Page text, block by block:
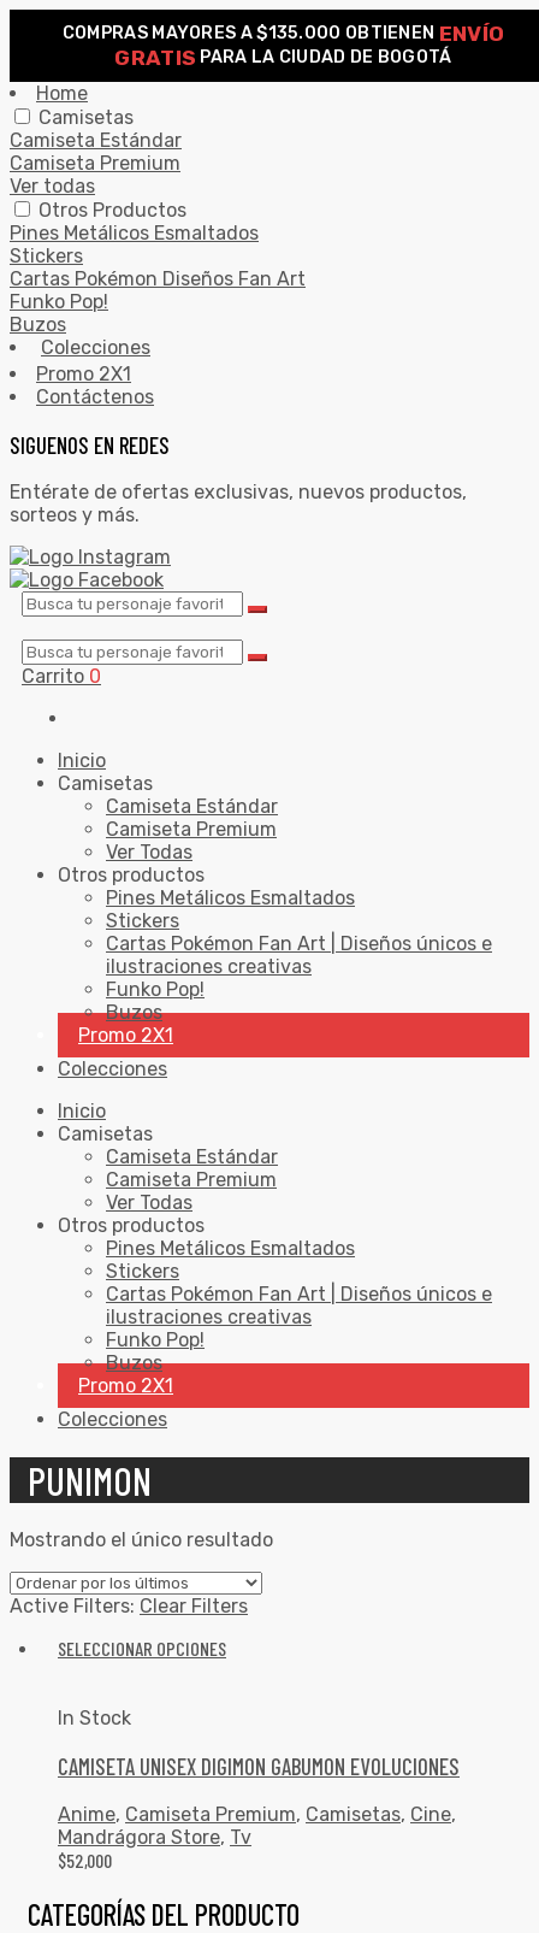
COMPRAS MAYORES A $135.000 OBTIENEN ENVÍO
GRATIS PARA LA CIUDAD DE BOGOTÁ
SEARCH
Home
Camisetas
Camiseta Estándar
Camiseta Premium
Ver todas
Otros Productos
Pines Metálicos Esmaltados
Stickers
Cartas Pokémon Diseños Fan Art
Funko Pop!
Buzos
Colecciones
Promo 2X1
Contáctenos
SIGUENOS EN REDES
Entérate de ofertas exclusivas, nuevos productos,
sorteos y más.
Carrito 0
Inicio
Camisetas
Camiseta Estándar
Camiseta Premium
Ver Todas
Otros productos
Pines Metálicos Esmaltados
Stickers
Cartas Pokémon Fan Art | Diseños únicos e
ilustraciones creativas
Funko Pop!
Buzos
Promo 2X1
Colecciones
Inicio
Camisetas
Camiseta Estándar
Camiseta Premium
Ver Todas
Otros productos
Pines Metálicos Esmaltados
Stickers
Cartas Pokémon Fan Art | Diseños únicos e
ilustraciones creativas
Funko Pop!
Buzos
Promo 2X1
Colecciones
PUNIMON
Mostrando el único resultado
Active Filters: Clear Filters
SELECCIONAR OPCIONES
In Stock
CAMISETA UNISEX DIGIMON GABUMON EVOLUCIONES
Anime, Camiseta Premium, Camisetas, Cine,
Mandrágora Store, Tv
$52,000
CATEGORÍAS DEL PRODUCTO